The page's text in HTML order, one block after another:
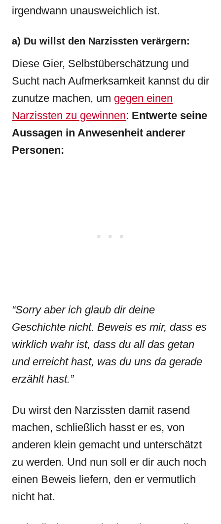
irgendwann unausweichlich ist.
a) Du willst den Narzissten verärgern:
Diese Gier, Selbstüberschätzung und
Sucht nach Aufmerksamkeit kannst du dir
zunutze machen, um gegen einen
Narzissten zu gewinnen: Entwerte seine
Aussagen in Anwesenheit anderer
Personen:
“Sorry aber ich glaub dir deine
Geschichte nicht. Beweis es mir, dass es
wirklich wahr ist, dass du all das getan
und erreicht hast, was du uns da gerade
erzählt hast.”
Du wirst den Narzissten damit rasend
machen, schließlich hasst er es, von
anderen klein gemacht und unterschätzt
zu werden. Und nun soll er dir auch noch
einen Beweis liefern, den er vermutlich
nicht hat.